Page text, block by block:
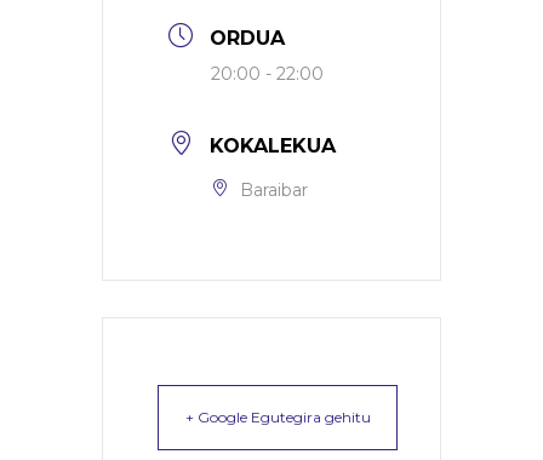
ORDUA
20:00 - 22:00
KOKALEKUA
Baraibar
+ Google Egutegira gehitu